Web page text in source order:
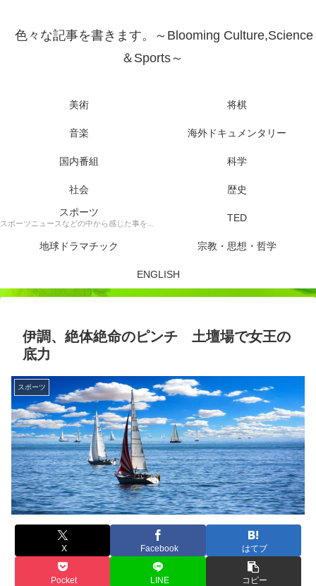
色々な記事を書きます。～Blooming Culture,Science
＆Sports～
美術 将棋
音楽 海外ドキュメンタリー
国内番組 科学
社会
歴史
スポーツ
スポーツニュースなどの中から感じた事を書きます。 TED
地球ドラマチック 宗教・思想・哲学
ENGLISH
伊調、絶体絶命のピンチ 土壇場で女王の
底力
スポーツ
X Facebook はてブ
Pocket LINE コピー